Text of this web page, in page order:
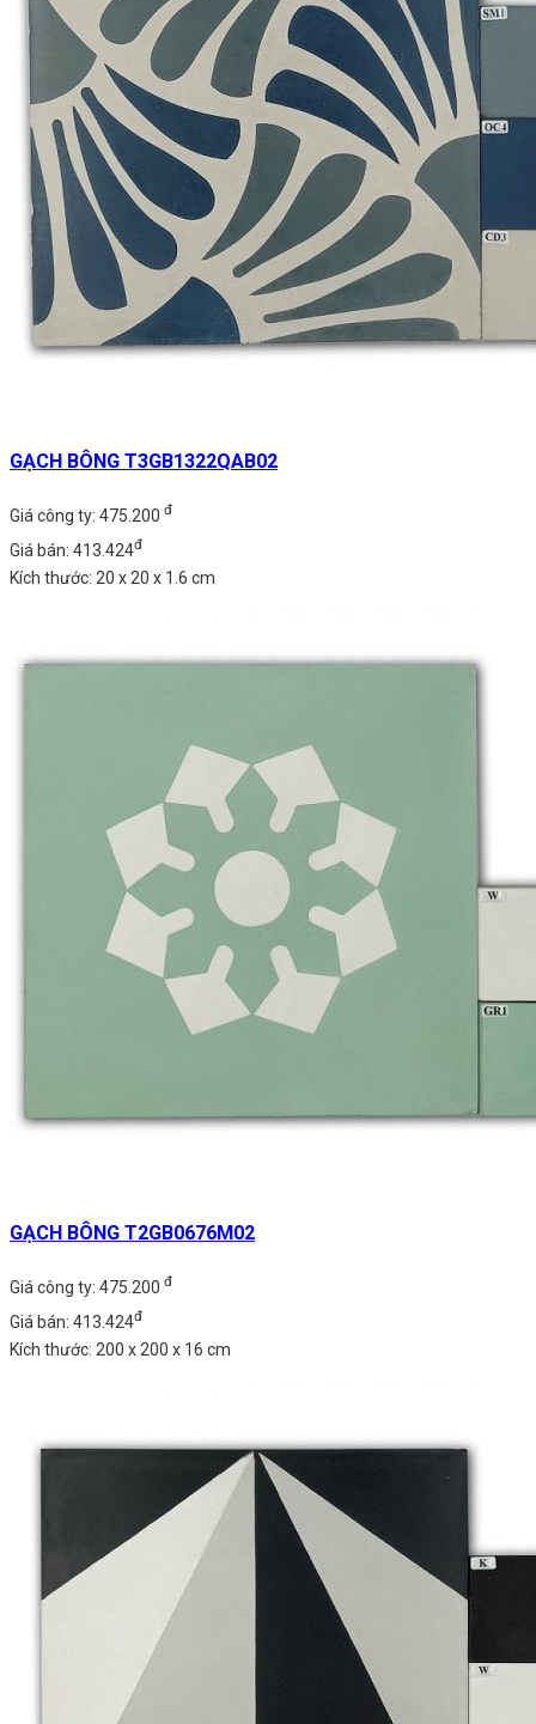
GẠCH BÔNG T3GB1322QAB02
Giá công ty: 475.200 đ
Giá bán: 413.424đ
Kích thước: 20 x 20 x 1.6 cm
GẠCH BÔNG T2GB0676M02
Giá công ty: 475.200 đ
Giá bán: 413.424đ
Kích thước: 200 x 200 x 16 cm